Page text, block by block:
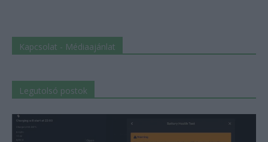
Kapcsolat - Médiaajánlat
Legutolsó postok